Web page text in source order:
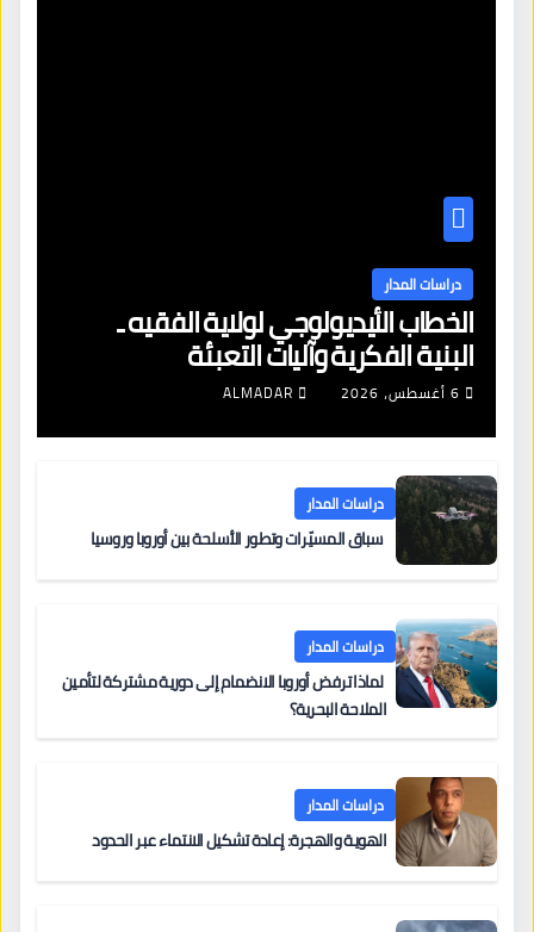
دراسات المدار
الخطاب الأيديولوجي لولاية الفقيه ـ
البنية الفكرية وآليات التعبئة
6 أغسطس، 2026 ALMADAR
دراسات المدار
سباق المسيّرات وتطور الأسلحة بين أوروبا وروسيا
دراسات المدار
لماذا ترفض أوروبا الانضمام إلى دورية مشتركة لتأمين
الملاحة البحرية؟
دراسات المدار
الهوية والهجرة: إعادة تشكيل الانتماء عبر الحدود